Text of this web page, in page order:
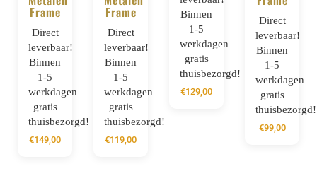
Frame
Direct
leverbaar!
Binnen
1-5
werkdagen
gratis
thuisbezorgd!
€149,00
Frame
Direct
leverbaar!
Binnen
1-5
werkdagen
gratis
thuisbezorgd!
€119,00
Binnen
1-5
werkdagen
gratis
thuisbezorgd!
€129,00
Direct
leverbaar!
Binnen
1-5
werkdagen
gratis
thuisbezorgd!
€99,00